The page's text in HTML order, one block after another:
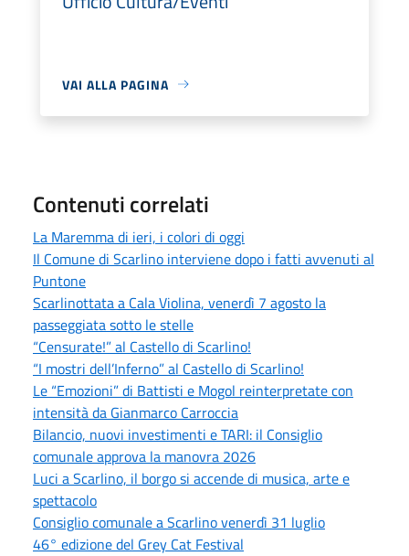
VAI ALLA PAGINA
Contenuti correlati
La Maremma di ieri, i colori di oggi
Il Comune di Scarlino interviene dopo i fatti avvenuti al
Puntone
Scarlinottata a Cala Violina, venerdì 7 agosto la
passeggiata sotto le stelle
“Censurate!” al Castello di Scarlino!
“I mostri dell’Inferno” al Castello di Scarlino!
Le “Emozioni” di Battisti e Mogol reinterpretate con
intensità da Gianmarco Carroccia
Bilancio, nuovi investimenti e TARI: il Consiglio
comunale approva la manovra 2026
Luci a Scarlino, il borgo si accende di musica, arte e
spettacolo
Consiglio comunale a Scarlino venerdì 31 luglio
46° edizione del Grey Cat Festival